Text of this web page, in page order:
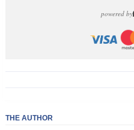
powered by
THE AUTHOR